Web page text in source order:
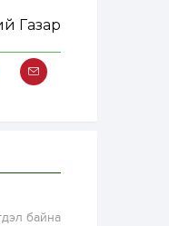
Газар
байна